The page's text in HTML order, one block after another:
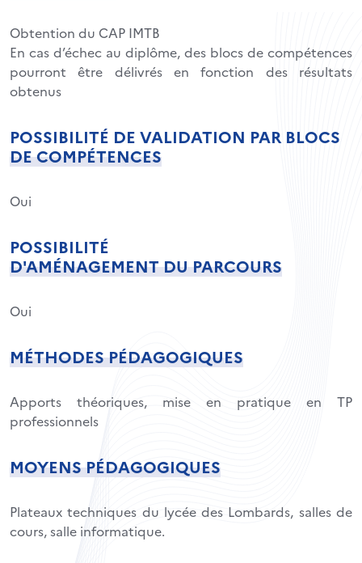
Obtention du CAP IMTB
En cas d’échec au diplôme, des blocs de compétences
pourront être délivrés en fonction des résultats
obtenus
POSSIBILITÉ DE VALIDATION PAR BLOCS
DE COMPÉTENCES
Oui
POSSIBILITÉ
D'AMÉNAGEMENT DU PARCOURS
Oui
MÉTHODES PÉDAGOGIQUES
Apports théoriques, mise en pratique en TP
professionnels
MOYENS PÉDAGOGIQUES
Plateaux techniques du lycée des Lombards, salles de
cours, salle informatique.